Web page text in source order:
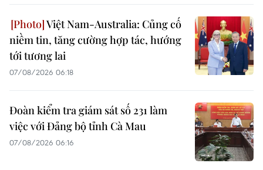
Việt Nam-Australia: Củng cố
niềm tin, tăng cường hợp tác, hướng
tới tương lai
07/08/2026 06:18
Đoàn kiểm tra giám sát số 231 làm
việc với Đảng bộ tỉnh Cà Mau
07/08/2026 06:16